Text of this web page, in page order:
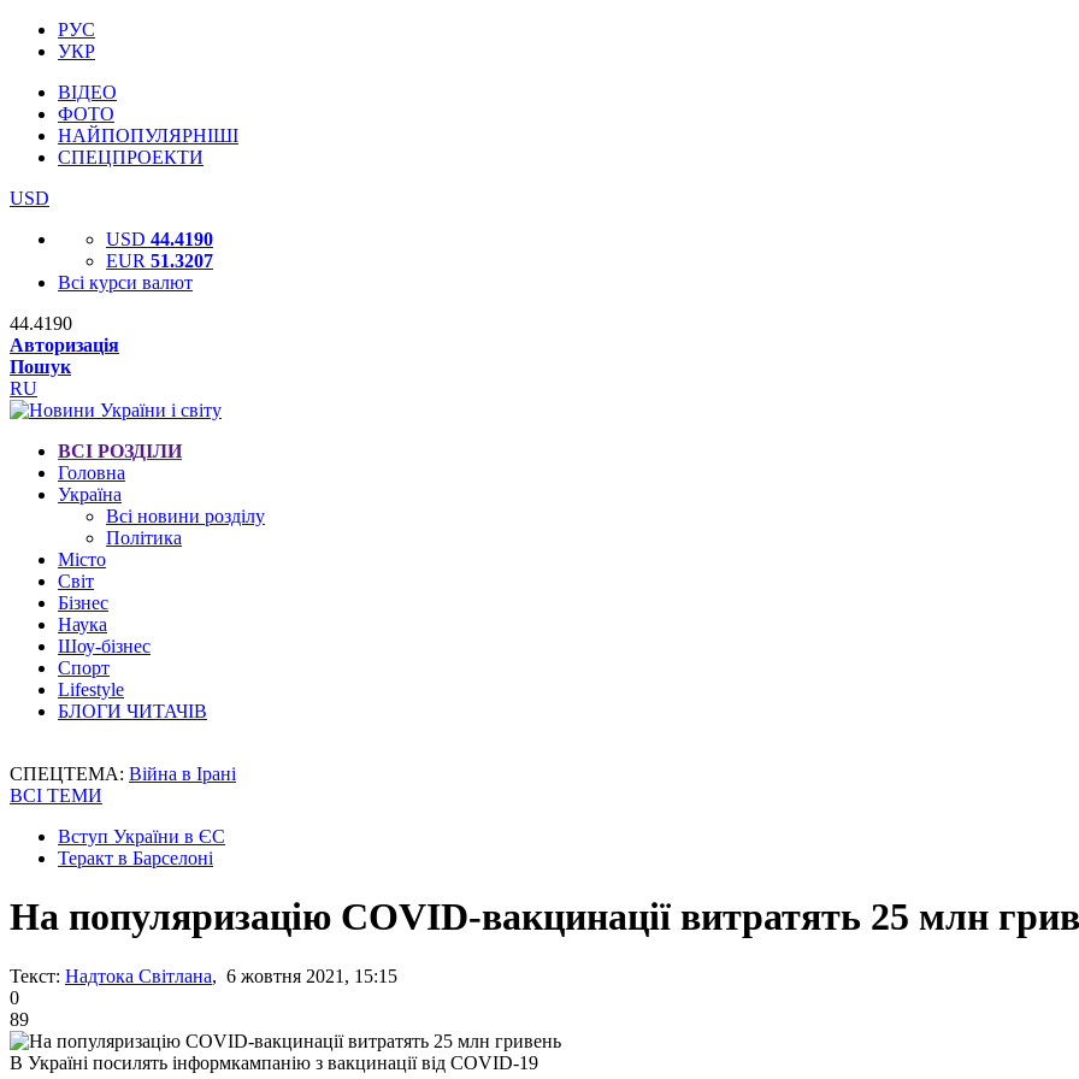
РУС
УКР
ВІДЕО
ФОТО
НАЙПОПУЛЯРНІШІ
СПЕЦПРОЕКТИ
USD
USD 44.4190
EUR 51.3207
Всі курси валют
44.4190
Авторизація
Пошук
RU
ВСІ РОЗДІЛИ
Головна
Україна
Всі новини розділу
Політика
Місто
Світ
Бізнес
Наука
Шоу-бізнес
Спорт
Lifestyle
БЛОГИ ЧИТАЧІВ
СПЕЦТЕМА: Війна в Ірані
ВСІ ТЕМИ
Вступ України в ЄС
Теракт в Барселоні
На популяризацію COVID-вакцинації витратять 25 млн
Текст: Надтока Світлана, 6 жовтня 2021, 15:15
0
89
В Україні посилять інформкампанію з вакцинації від COVID-19